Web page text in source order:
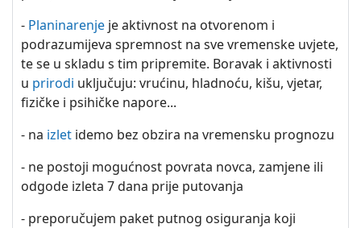
- Planinarenje je aktivnost na otvorenom i
podrazumijeva spremnost na sve vremenske uvjete,
te se u skladu s tim pripremite. Boravak i aktivnosti
u prirodi uključuju: vrućinu, hladnoću, kišu, vjetar,
fizičke i psihičke napore...
- na izlet idemo bez obzira na vremensku prognozu
- ne postoji mogućnost povrata novca, zamjene ili
odgode izleta 7 dana prije putovanja
- preporučujem paket putnog osiguranja koji